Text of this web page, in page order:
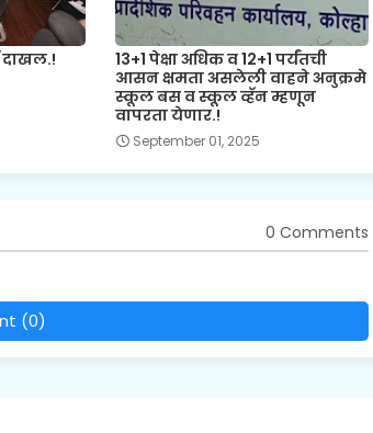
दाखल.!
13+1 पेक्षा अधिक व 12+1 पर्यंतची
आसन क्षमता असलेली वाहने अनुक्रमे
स्कूल बस व स्कूल व्हॅन म्हणून
वापरता येणार.!
September 01, 2025
0 Comments
(0)